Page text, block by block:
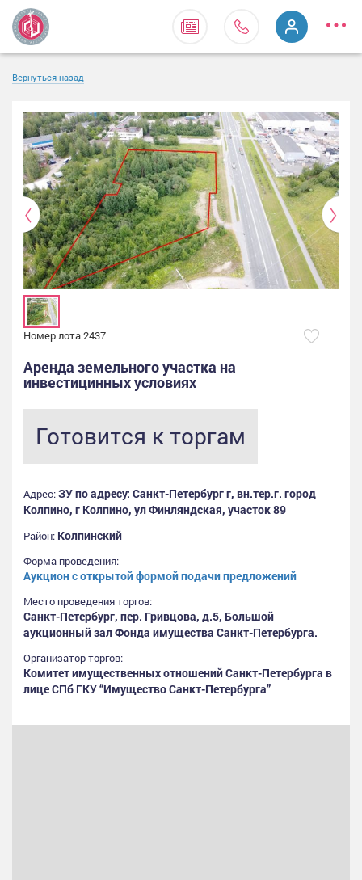
Вернуться назад
Номер лота 2437
Аренда земельного участка на
инвестицинных условиях
Готовится к торгам
Адрес:ЗУ по адресу: Санкт-Петербург г, вн.тер.г. город
Колпино, г Колпино, ул Финляндская, участок 89
Район: Колпинский
Форма проведения:
Аукцион с открытой формой подачи предложений
Место проведения торгов:
Санкт-Петербург, пер. Гривцова, д.5, Большой
аукционный зал Фонда имущества Санкт-Петербурга.
Организатор торгов:
Комитет имущественных отношений Санкт-Петербурга в
лице СПб ГКУ “Имущество Санкт-Петербурга”